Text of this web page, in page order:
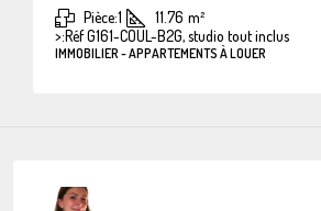
Pièce:1 11.76 m²
>:Réf G161-COUL-B2G, studio tout inclus
IMMOBILIER - APPARTEMENTS À LOUER